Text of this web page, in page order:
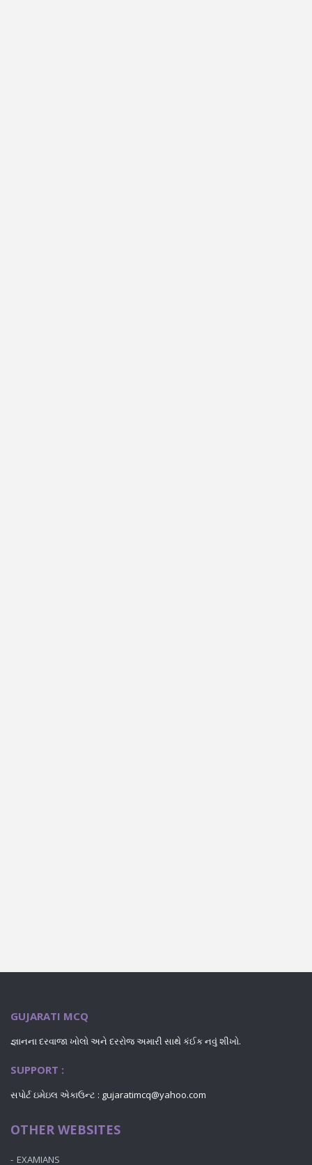
GUJARATI MCQ
જ્ઞાનના દરવાજા ખોલો અને દરરોજ અમારી સાથે કંઈક નવું શીખો.
SUPPORT :
સપોર્ટ ઇમેઇલ એકાઉન્ટ : gujaratimcq@yahoo.com
OTHER WEBSITES
EXAMIANS